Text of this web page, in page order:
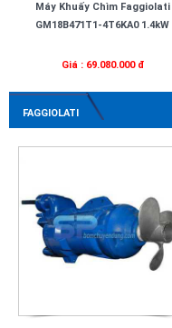
Máy Khuấy Chìm Faggiolati
GM18B471T1-4T6KA0 1.4kW
Giá : 69.080.000 đ
FAGGIOLATI